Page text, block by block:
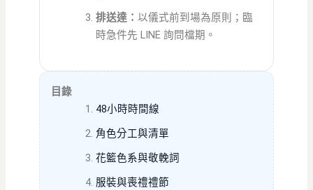
排送達：以儀式前到場為原則；臨
時急件先 LINE 詢問檔期。
目錄
48小時時間線
角色分工與清單
花籃色系與敬輓詞
服裝與喪禮禮節